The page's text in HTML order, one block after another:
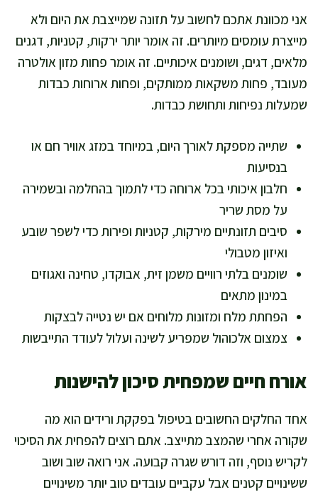
אני מכוונת אתכם לחשוב על תזונה שמייצבת את היום ולא
מייצרת עומסים מיותרים. זה אומר יותר ירקות, קטניות, דגנים
מלאים, דגים, ושומנים איכותיים. זה אומר פחות מזון אולטרה
מעובד, פחות משקאות ממותקים, ופחות ארוחות כבדות
שמעלות נפיחות ותחושת כבדות.
שתייה מספקת לאורך היום, במיוחד במזג אוויר חם או
בנסיעות
חלבון איכותי בכל ארוחה כדי לתמוך בהחלמה ובשמירה
על מסת שריר
סיבים תזונתיים מירקות, קטניות ופירות כדי לשפר שובע
ואיזון מטבולי
שומנים בלתי רוויים משמן זית, אבוקדו, טחינה ואגוזים
במינון מתאים
הפחתת מלח ומזונות מלוחים אם יש נטייה לבצקות
צמצום אלכוהול שמפריע לשינה ועלול לעודד התייבשות
אורח חיים שמפחית סיכון להישנות
אחד החלקים החשובים בטיפול בפקקת ורידים הוא מה
שקורה אחרי שהמצב מתייצב. אתם רוצים להפחית את הסיכוי
לקריש נוסף, וזה דורש שגרה קבועה. אני רואה שוב ושוב
ששינויים קטנים אבל עקביים עובדים טוב יותר משינויים